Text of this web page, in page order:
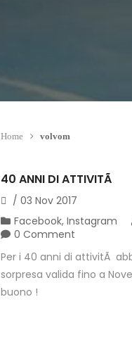
Home volvom
40 ANNI DI ATTIVITÃ
/ 03 Nov 2017
Facebook, Instagram
0 Comment
Per i 40 anni di attivitÃ
sorpresa valida fino a
buono !